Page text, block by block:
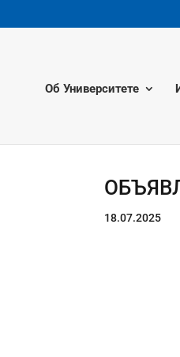
Об Университете
18.07.2025